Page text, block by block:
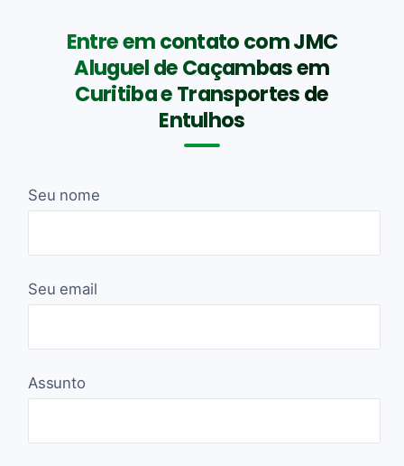
Entre em contato com JMC
Aluguel de Caçambas em
Curitiba e Transportes de
Entulhos
Seu nome
Seu email
Assunto